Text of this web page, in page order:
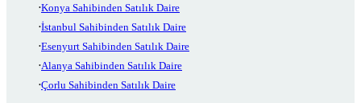
Konya Sahibinden Satılık Daire
İstanbul Sahibinden Satılık Daire
Esenyurt Sahibinden Satılık Daire
Alanya Sahibinden Satılık Daire
Çorlu Sahibinden Satılık Daire